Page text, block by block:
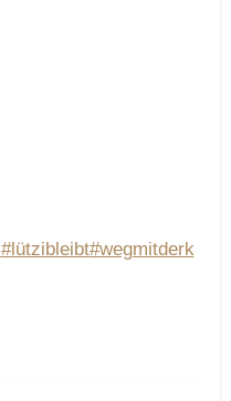
#lützibleibt#wegmitderk